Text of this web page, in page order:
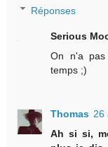
Réponses
Serious
On n'a
temps ;)
Thomas 26
Ah si si,